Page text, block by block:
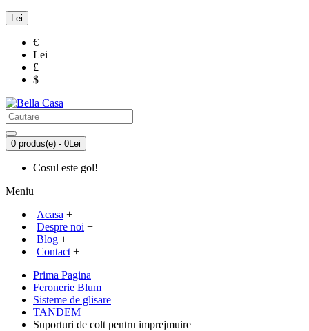
Lei
€
Lei
£
$
0 produs(e) - 0Lei
Cosul este gol!
Meniu
Acasa +
Despre noi +
Blog +
Contact +
Prima Pagina
Feronerie Blum
Sisteme de glisare
TANDEM
Suporturi de colt pentru imprejmuire